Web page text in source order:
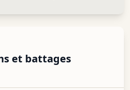
et battages